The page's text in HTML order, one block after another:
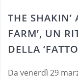
THE SHAKIN’
FARM’, UN
DELLA
Da venerdì 29